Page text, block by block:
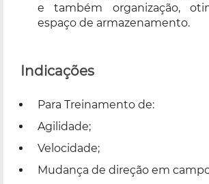
e também organização,
espaço de armazenamento.
Indicações
Para Treinamento de:
Agilidade;
Velocidade;
Mudança de direção em